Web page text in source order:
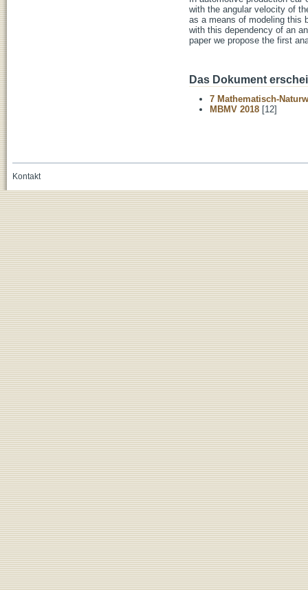
with the angular velocity of
as a means of modeling this
with this dependency of an
paper we propose the first
Das Dokument
7 Mathematisch-
MBMV 2018 [12]
Kontakt